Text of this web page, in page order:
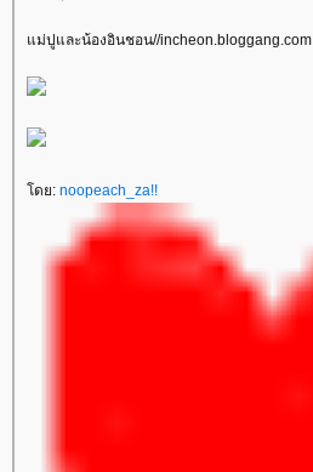
ม่ปูและน้องอินชอน//incheon.bloggang.com
ดย: noopeach_za!!